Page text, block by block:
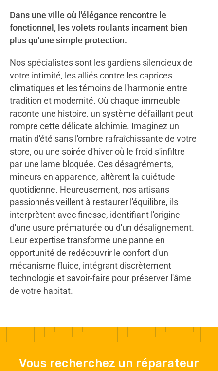
Dans une ville où l'élégance rencontre le
fonctionnel, les volets roulants incarnent bien
plus qu'une simple protection.
Nos spécialistes sont les gardiens silencieux de
votre intimité, les alliés contre les caprices
climatiques et les témoins de l'harmonie entre
tradition et modernité. Où chaque immeuble
raconte une histoire, un système défaillant peut
rompre cette délicate alchimie. Imaginez un
matin d'été sans l'ombre rafraîchissante de votre
store, ou une soirée d'hiver où le froid s'infiltre
par une lame bloquée. Ces désagréments,
mineurs en apparence, altèrent la quiétude
quotidienne. Heureusement, nos artisans
passionnés veillent à restaurer l'équilibre, ils
interprètent avec finesse, identifiant l'origine
d'une usure prématurée ou d'un désalignement.
Leur expertise transforme une panne en
opportunité de redécouvrir le confort d'un
mécanisme fluide, intégrant discrètement
technologie et savoir-faire pour préserver l'âme
de votre habitat.
Vous recherchez un réparateur